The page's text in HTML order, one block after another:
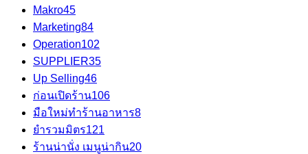
Makro45
Marketing84
Operation102
SUPPLIER35
Up Selling46
ก่อนเปิดร้าน106
มือใหม่ทำร้านอาหาร8
ยำรวมมิตร121
ร้านน่านั่ง เมนูน่ากิน20